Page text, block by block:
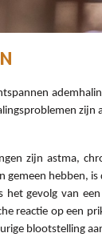
zijn
zijn astma,
gemeen hebben,
gevolg van
reactie op een
blootstelling